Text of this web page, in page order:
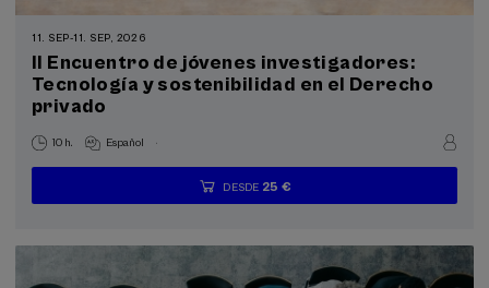
11. SEP-11. SEP, 2026
II Encuentro de jóvenes investigadores:
Tecnología y sostenibilidad en el Derecho
privado
10 h. Español .
...
DESDE 25 €
Últimas
plazas
Gratuito
Fecha
pasada
Lista
de
Plazo
de